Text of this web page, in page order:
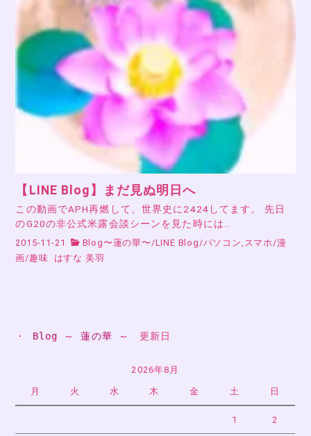
【LINE Blog】まだ見ぬ明日へ
この動画でAPH再燃して、世界史に2424してます。 先日
のG20の非公式米露会談シーンを見た時には…
2015-11-21 Blog〜蓮の華〜 /LINE Blog /パソコン,スマホ /漫
画/趣味 はすな 美羽
・ Blog ～ 蓮の華 ～ 更新日
2026年8月
月 火 水 木 金 土 日
1 2